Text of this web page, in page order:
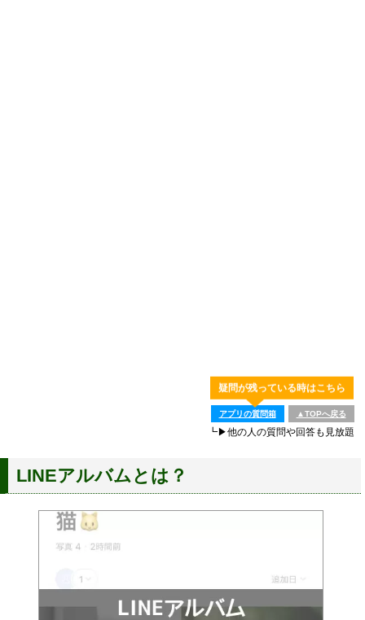
疑問が残っている時はこちら
アプリの質問箱 ▲TOPへ戻る
┗▶他の人の質問や回答も見放題
LINEアルバムとは？